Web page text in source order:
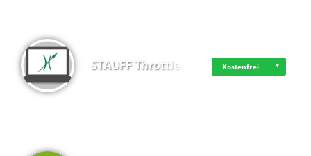
STAUFF Throttle… Kostenfrei